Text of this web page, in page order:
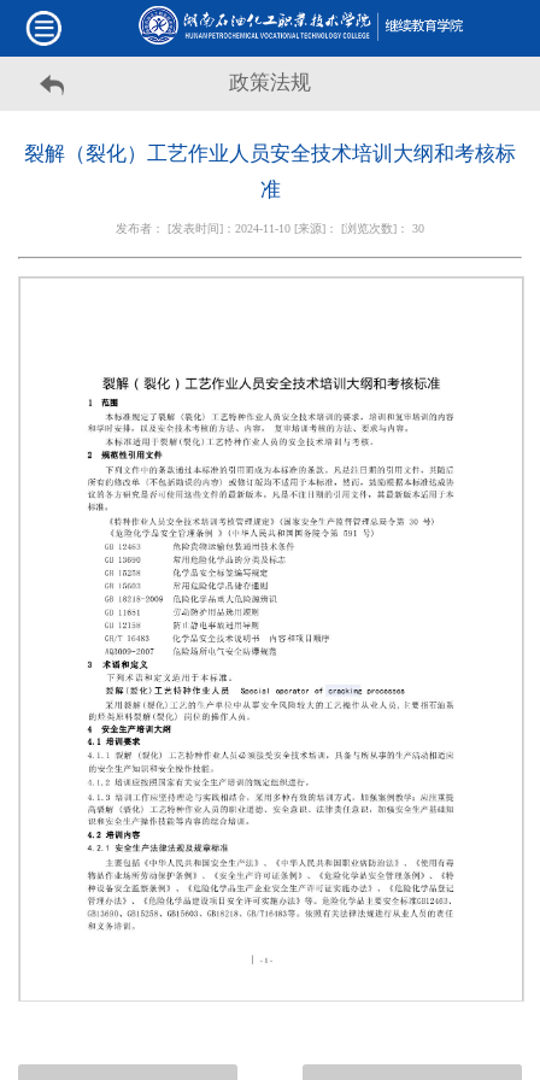
政策法规
裂解（裂化）工艺作业人员安全技术培训大纲和考核标
准
发布者： [发表时间]：2024-11-10 [来源]： [浏览次数]： 30